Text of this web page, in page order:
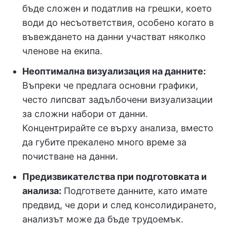
бъде сложен и податлив на грешки, което
води до несъответствия, особено когато в
въвеждането на данни участват няколко
членове на екипа.
Неоптимална визуализация на данните:
Въпреки че предлага основни графики,
често липсват задълбочени визуализации
за сложни набори от данни.
Концентрирайте се върху анализа, вместо
да губите прекалено много време за
почистване на данни.
Предизвикателства при подготовката и
анализа: Подгответе данните, като имате
предвид, че дори и след консолидирането,
анализът може да бъде трудоемък.